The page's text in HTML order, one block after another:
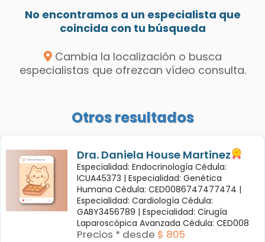
No encontramos a un especialista que
coincida con tu búsqueda
Cambia la localización o busca
especialistas que ofrezcan vídeo consulta.
Otros resultados
Dra. Daniela House Martinez
Especialidad: Endocrinología Cédula:
ICUA45373 | Especialidad: Genética
Humana Cédula: CED0086747477474 |
Especialidad: Cardiología Cédula:
GABY3456789 | Especialidad: Cirugía
Laparoscópica Avanzada Cédula: CED008
Precios * desde $ 805